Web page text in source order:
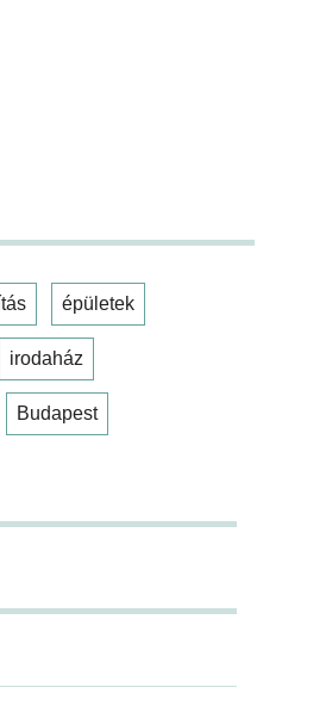
épületek
irodaház
Budapest